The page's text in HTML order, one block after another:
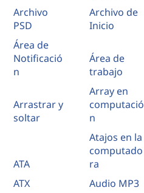
Archivo
PSD
Archivo de
Inicio
Área de
Notificació
n
Área de
trabajo
Arrastrar y
soltar
Array en
computació
n
ATA
Atajos en la
computado
ra
ATX
Audio MP3